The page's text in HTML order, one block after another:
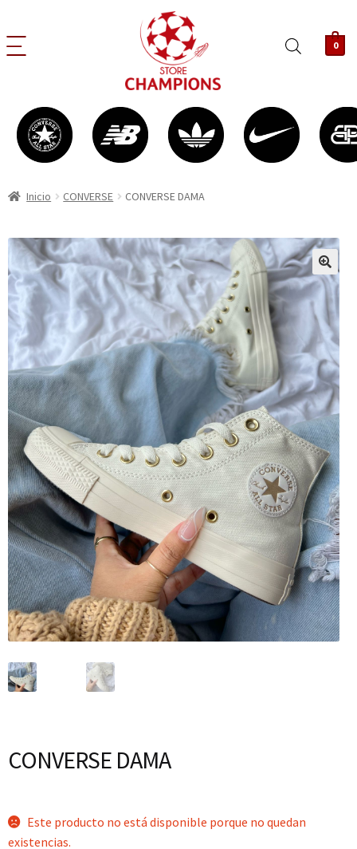
0
Inicio CONVERSE CONVERSE DAMA
CONVERSE DAMA
Este producto no está disponible porque no quedan
existencias.